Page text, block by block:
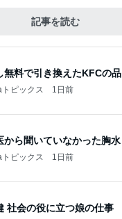
記事を読む
無料で引き換えたKFCの品
ピックス 1日前
から聞いていなかった胸水
ピックス 1日前
社会の役に立つ娘の仕事